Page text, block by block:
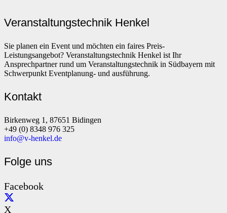
Veranstaltungstechnik Henkel
Sie planen ein Event und möchten ein faires Preis-
Leistungsangebot? Veranstaltungstechnik Henkel ist Ihr
Ansprechpartner rund um Veranstaltungstechnik in Südbayern mit
Schwerpunkt Eventplanung- und ausführung.
Kontakt
Birkenweg 1, 87651 Bidingen
+49 (0) 8348 976 325
info@v-henkel.de
Folge uns
Facebook
X